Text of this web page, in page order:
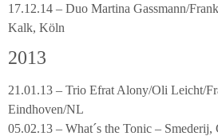
17.12.14 – Duo Martina Gassmann/
Kalk, Köln
2013
21.01.13 – Trio Efrat Alony/Oli Leicht/
Eindhoven/NL
05.02.13 – What´s the Tonic –